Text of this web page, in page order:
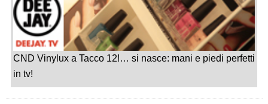
CND Vinylux a Tacco 12!… si nasce: mani e piedi perfetti
in tv!